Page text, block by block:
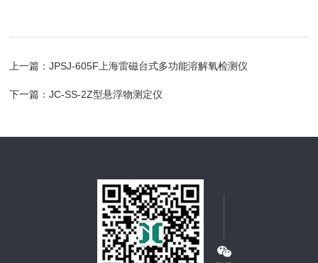
上一篇：JPSJ-605F上海雷磁台式多功能溶解氧检测仪
下一篇：JC-SS-2Z型悬浮物测定仪